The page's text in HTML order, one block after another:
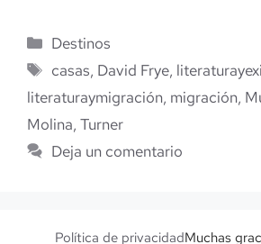
Categorías
Destinos
Etiquetas
casas, David Frye,
literaturaymigración, migración,
Molina, Turner
Deja un comentario
Política de privacidadMuchas